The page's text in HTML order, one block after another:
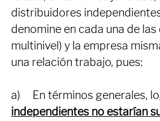
lo cual, en términos jurídicos,
distribuidores
denomine en cada una de
multinivel) y la empresa
a)     En términos generales, lo